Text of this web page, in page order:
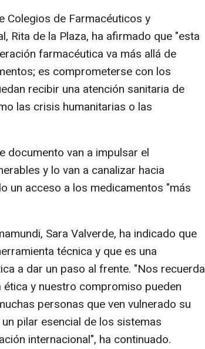
Colegios de Farmacéuticos y
Rita de la Plaza, ha afirmado que "esta
farmacéutica va más allá de
es comprometerse con los
recibir una atención sanitaria de
las crisis humanitarias o las
documento van a impulsar el
y lo van a canalizar hacia
un acceso a los medicamentos "más
Sara Valverde, ha indicado que
técnica y que es una
a dar un paso al frente. "Nos recuerda
y nuestro compromiso pueden
personas que ven vulnerado su
pilar esencial de los sistemas
internacional", ha continuado.